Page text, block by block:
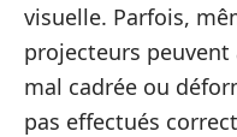
visuelle. Parfois,
projecteurs
mal cadrée ou
pas effectués